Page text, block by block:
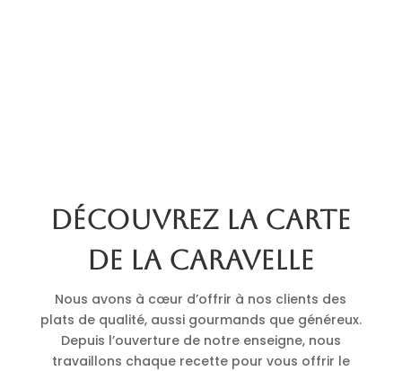
Découvrez la carte
de La Caravelle
Nous avons à cœur d’offrir à nos clients des
plats de qualité, aussi gourmands que généreux.
Depuis l’ouverture de notre enseigne, nous
travaillons chaque recette pour vous offrir le